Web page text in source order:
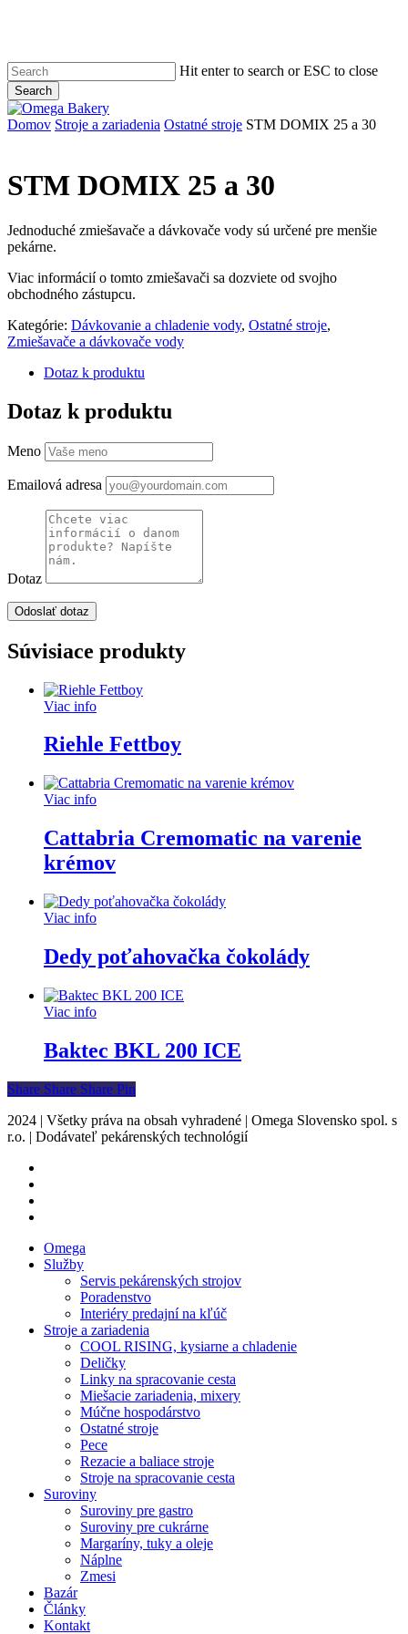
content
Hit enter to search or ESC to close
Search
Close
Search
Menu
Domov Stroje a zariadenia Ostatné stroje STM DOMIX 25 a 30
STM DOMIX 25 a 30
Jednoduché zmiešavače a dávkovače vody sú určené pre menšie
pekárne.
Viac informácií o tomto zmiešavači sa dozviete od svojho
obchodného zástupcu.
Kategórie: Dávkovanie a chladenie vody, Ostatné stroje,
Zmiešavače a dávkovače vody
Dotaz k produktu
Dotaz k produktu
Meno
Emailová adresa
Dotaz
Súvisiace produkty
Viac info
Riehle Fettboy
Viac info
Cattabria Cremomatic na varenie
krémov
Viac info
Dedy poťahovačka čokolády
Viac info
Baktec BKL 200 ICE
Share
Share Share Share Pin
2024 | Všetky práva na obsah vyhradené | Omega Slovensko spol. s
r.o. | Dodávateľ pekárenských technológií
Menu
Close
Menu
Omega
Služby
Servis pekárenských strojov
Poradenstvo
Interiéry predajní na kľúč
Stroje a zariadenia
COOL RISING, kysiarne a chladenie
Deličky
Linky na spracovanie cesta
Miešacie zariadenia, mixery
Múčne hospodárstvo
Ostatné stroje
Pece
Rezacie a baliace stroje
Stroje na spracovanie cesta
Suroviny
Suroviny pre gastro
Suroviny pre cukrárne
Margaríny, tuky a oleje
Náplne
Zmesi
Bazár
Články
Kontakt